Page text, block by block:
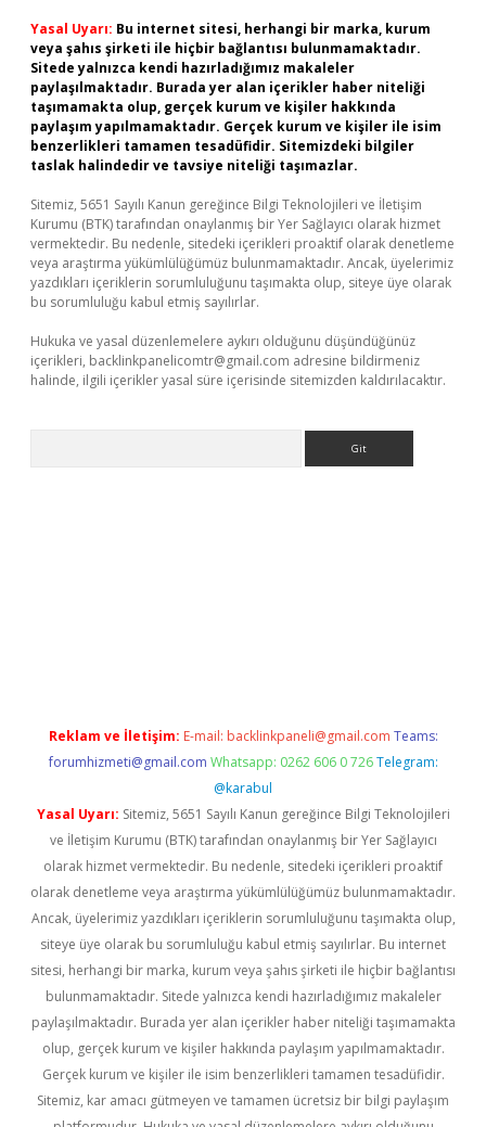
Yasal Uyarı: Bu internet sitesi, herhangi bir marka, kurum
veya şahıs şirketi ile hiçbir bağlantısı bulunmamaktadır.
Sitede yalnızca kendi hazırladığımız makaleler
paylaşılmaktadır. Burada yer alan içerikler haber niteliği
taşımamakta olup, gerçek kurum ve kişiler hakkında
paylaşım yapılmamaktadır. Gerçek kurum ve kişiler ile isim
benzerlikleri tamamen tesadüfidir. Sitemizdeki bilgiler
taslak halindedir ve tavsiye niteliği taşımazlar.
Sitemiz, 5651 Sayılı Kanun gereğince Bilgi Teknolojileri ve İletişim
Kurumu (BTK) tarafından onaylanmış bir Yer Sağlayıcı olarak hizmet
vermektedir. Bu nedenle, sitedeki içerikleri proaktif olarak denetleme
veya araştırma yükümlülüğümüz bulunmamaktadır. Ancak, üyelerimiz
yazdıkları içeriklerin sorumluluğunu taşımakta olup, siteye üye olarak
bu sorumluluğu kabul etmiş sayılırlar.
Hukuka ve yasal düzenlemelere aykırı olduğunu düşündüğünüz
içerikleri, backlinkpanelicomtr@gmail.com adresine bildirmeniz
halinde, ilgili içerikler yasal süre içerisinde sitemizden kaldırılacaktır.
Reklam ve İletişim: E-mail: backlinkpaneli@gmail.com Teams:
forumhizmeti@gmail.com Whatsapp: 0262 606 0 726 Telegram:
@karabul
Yasal Uyarı: Sitemiz, 5651 Sayılı Kanun gereğince Bilgi Teknolojileri
ve İletişim Kurumu (BTK) tarafından onaylanmış bir Yer Sağlayıcı
olarak hizmet vermektedir. Bu nedenle, sitedeki içerikleri proaktif
olarak denetleme veya araştırma yükümlülüğümüz bulunmamaktadır.
Ancak, üyelerimiz yazdıkları içeriklerin sorumluluğunu taşımakta olup,
siteye üye olarak bu sorumluluğu kabul etmiş sayılırlar. Bu internet
sitesi, herhangi bir marka, kurum veya şahıs şirketi ile hiçbir bağlantısı
bulunmamaktadır. Sitede yalnızca kendi hazırladığımız makaleler
paylaşılmaktadır. Burada yer alan içerikler haber niteliği taşımamakta
olup, gerçek kurum ve kişiler hakkında paylaşım yapılmamaktadır.
Gerçek kurum ve kişiler ile isim benzerlikleri tamamen tesadüfidir.
Sitemiz, kar amacı gütmeyen ve tamamen ücretsiz bir bilgi paylaşım